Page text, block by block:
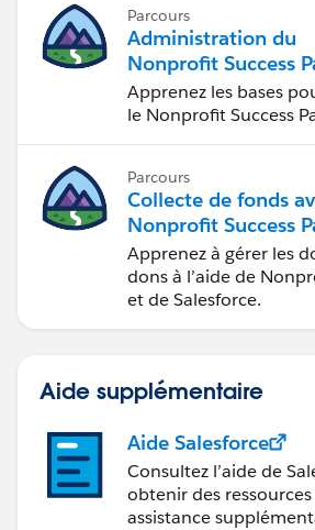
Parcours
Administration du
Nonprofit Success
(NPSP)
Apprenez les bases
le Nonprofit Success
Parcours
Collecte de fonds
Nonprofit Success
Apprenez à gérer les
dons à l’aide de
et de Salesforce.
Aide supplémentaire
Aide Salesforce
Consultez l’aide de
obtenir des
assistance